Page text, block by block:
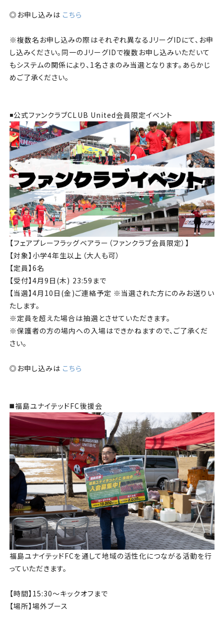
◎お申し込みは こちら
※複数名お申し込みの際はそれぞれ異なるJリーグIDにて、お申
し込みください。同一のJリーグIDで複数お申し込みいただいて
もシステムの関係により、1名さまのみ当選となります。あらかじ
めご了承ください。
◾️公式ファンクラブCLUB United会員限定イベント
【フェアプレーフラッグベアラー（ファンクラブ会員限定）】
【対象】小学4年生以上（大人も可）
【定員】6名
【受付】4月9日(木) 23:59まで
【当選】4月10日(金)ご連絡予定 ※当選された方にのみお送りい
たします。
※定員を超えた場合は抽選とさせていただきます。
※保護者の方の場内への入場はできかねますので、ご了承くだ
さい。
◎お申し込みは こちら
◼️福島ユナイテッドFC後援会
福島ユナイテッドFCを通して地域の活性化につながる活動を行
っていただきます。
【時間】15:30～キックオフまで
【場所】場外ブース